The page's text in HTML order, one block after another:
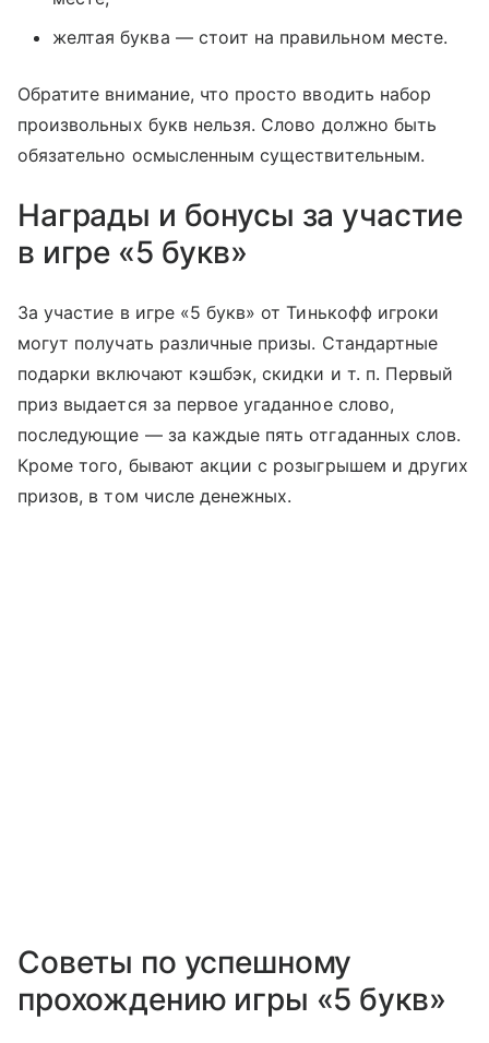
желтая буква — стоит на правильном месте.
Обратите внимание, что просто вводить набор
произвольных букв нельзя. Слово должно быть
обязательно осмысленным существительным.
Награды и бонусы за участие
в игре «5 букв»
За участие в игре «5 букв» от Тинькофф игроки
могут получать различные призы. Стандартные
подарки включают кэшбэк, скидки и т. п. Первый
приз выдается за первое угаданное слово,
последующие — за каждые пять отгаданных слов.
Кроме того, бывают акции с розыгрышем и других
призов, в том числе денежных.
Советы по успешному
прохождению игры «5 букв»